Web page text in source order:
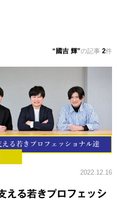
國吉 輝 の記事 2件
2022.12.16
える若きプロフェッシ